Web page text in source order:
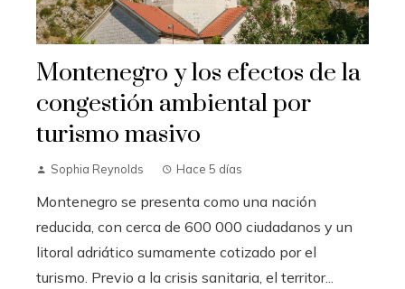
Montenegro y los efectos de la
congestión ambiental por
turismo masivo
Sophia Reynolds Hace 5 días
Montenegro se presenta como una nación
reducida, con cerca de 600 000 ciudadanos y un
litoral adriático sumamente cotizado por el
turismo. Previo a la crisis sanitaria, el territor...